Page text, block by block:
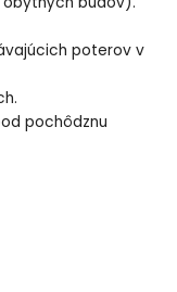
poterov v
pochôdznu